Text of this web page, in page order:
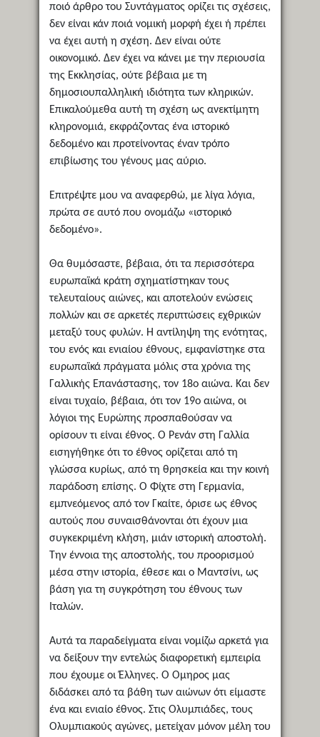
ποιό άρθρο του Συντάγματος ορίζει τις σχέσεις,
δεν είναι κάν ποιά νομική μορφή έχει ή πρέπει
να έχει αυτή η σχέση. Δεν είναι ούτε
οικονομικό. Δεν έχει να κάνει με την περιουσία
της Εκκλησίας, ούτε βέβαια με τη
δημοσιουπαλληλική ιδιότητα των κληρικών.
Επικαλούμεθα αυτή τη σχέση ως ανεκτίμητη
κληρονομιά, εκφράζοντας ένα ιστορικό
δεδομένο και προτείνοντας έναν τρόπο
επιβίωσης του γένους μας αύριο.
Επιτρέψτε μου να αναφερθώ, με λίγα λόγια,
πρώτα σε αυτό που ονομάζω «ιστορικό
δεδομένο».
Θα θυμόσαστε, βέβαια, ότι τα περισσότερα
ευρωπαϊκά κράτη σχηματίστηκαν τους
τελευταίους αιώνες, και αποτελούν ενώσεις
πολλών και σε αρκετές περιπτώσεις εχθρικών
μεταξύ τους φυλών. Η αντίληψη της ενότητας,
του ενός και ενιαίου έθνους, εμφανίστηκε στα
ευρωπαϊκά πράγματα μόλις στα χρόνια της
Γαλλικής Επανάστασης, τον 18ο αιώνα. Και δεν
είναι τυχαίο, βέβαια, ότι τον 19ο αιώνα, οι
λόγιοι της Ευρώπης προσπαθούσαν να
ορίσουν τι είναι έθνος. Ο Ρενάν στη Γαλλία
εισηγήθηκε ότι το έθνος ορίζεται από τη
γλώσσα κυρίως, από τη θρησκεία και την κοινή
παράδοση επίσης. Ο Φίχτε στη Γερμανία,
εμπνεόμενος από τον Γκαίτε, όρισε ως έθνος
αυτούς που συναισθάνονται ότι έχουν μια
συγκεκριμένη κλήση, μιάν ιστορική αποστολή.
Την έννοια της αποστολής, του προορισμού
μέσα στην ιστορία, έθεσε και ο Μαντσίνι, ως
βάση για τη συγκρότηση του έθνους των
Ιταλών.
Αυτά τα παραδείγματα είναι νομίζω αρκετά για
να δείξουν την εντελώς διαφορετική εμπειρία
που έχουμε οι Έλληνες. Ο Όμηρος μας
διδάσκει από τα βάθη των αιώνων ότι είμαστε
ένα και ενιαίο έθνος. Στις Ολυμπιάδες, τους
Ολυμπιακούς αγώνες, μετείχαν μόνον μέλη του